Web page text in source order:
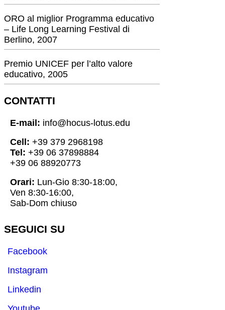
ORO al miglior Programma educativo
– Life Long Learning Festival di
Berlino, 2007
Premio UNICEF per l’alto valore
educativo, 2005
CONTATTI
E-mail: info@hocus-lotus.edu
Cell: +39 379 2968198
Tel: +39 06 37898884
+39 06 88920773
Orari: Lun-Gio 8:30-18:00,
Ven 8:30-16:00,
Sab-Dom chiuso
SEGUICI SU
Facebook
Instagram
Linkedin